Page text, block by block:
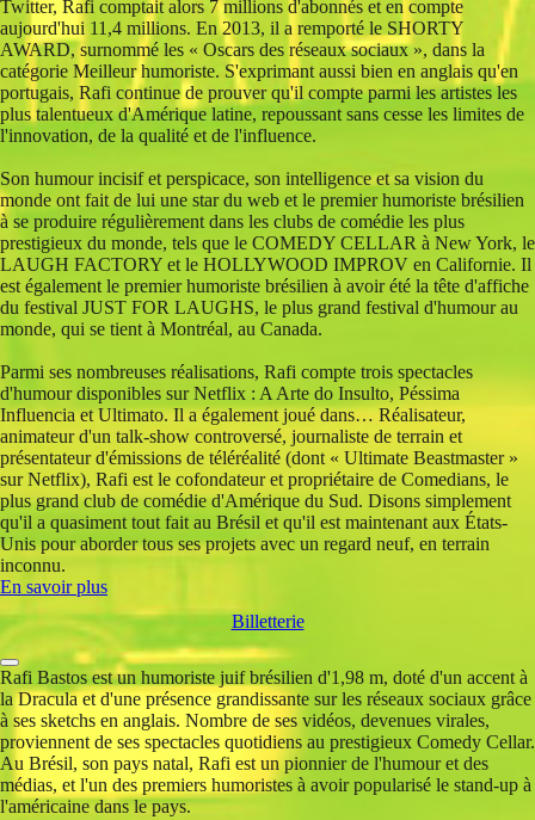
Twitter, Rafi comptait alors 7 millions d'abonnés et en compte
aujourd'hui 11,4 millions. En 2013, il a remporté le SHORTY
AWARD, surnommé les « Oscars des réseaux sociaux », dans la
catégorie Meilleur humoriste. S'exprimant aussi bien en anglais qu'en
portugais, Rafi continue de prouver qu'il compte parmi les artistes les
plus talentueux d'Amérique latine, repoussant sans cesse les limites de
l'innovation, de la qualité et de l'influence.
Son humour incisif et perspicace, son intelligence et sa vision du
monde ont fait de lui une star du web et le premier humoriste brésilien
à se produire régulièrement dans les clubs de comédie les plus
prestigieux du monde, tels que le COMEDY CELLAR à New York, le
LAUGH FACTORY et le HOLLYWOOD IMPROV en Californie. Il
est également le premier humoriste brésilien à avoir été la tête d'affiche
du festival JUST FOR LAUGHS, le plus grand festival d'humour au
monde, qui se tient à Montréal, au Canada.
Parmi ses nombreuses réalisations, Rafi compte trois spectacles
d'humour disponibles sur Netflix : A Arte do Insulto, Péssima
Influencia et Ultimato. Il a également joué dans… Réalisateur,
animateur d'un talk-show controversé, journaliste de terrain et
présentateur d'émissions de téléréalité (dont « Ultimate Beastmaster »
sur Netflix), Rafi est le cofondateur et propriétaire de Comedians, le
plus grand club de comédie d'Amérique du Sud. Disons simplement
qu'il a quasiment tout fait au Brésil et qu'il est maintenant aux États-
Unis pour aborder tous ses projets avec un regard neuf, en terrain
inconnu.
En savoir plus
Billetterie
Rafi Bastos est un humoriste juif brésilien d'1,98 m, doté d'un accent à
la Dracula et d'une présence grandissante sur les réseaux sociaux grâce
à ses sketchs en anglais. Nombre de ses vidéos, devenues virales,
proviennent de ses spectacles quotidiens au prestigieux Comedy Cellar.
Au Brésil, son pays natal, Rafi est un pionnier de l'humour et des
médias, et l'un des premiers humoristes à avoir popularisé le stand-up à
l'américaine dans le pays.